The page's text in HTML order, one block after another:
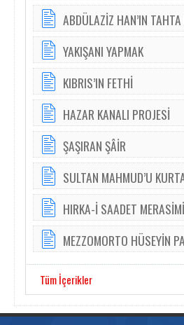
ABDÜLAZİZ HAN’IN
YAKIŞANI YAPMAK
KIBRIS’IN FETHİ
HAZAR KANALI PROJESİ
ŞAŞIRAN ŞÂİR
SULTAN MAHMUD’U
HIRKA-İ SAADET MERASİMİ
MEZZOMORTO HÜSEYİN
Tüm İçerikler